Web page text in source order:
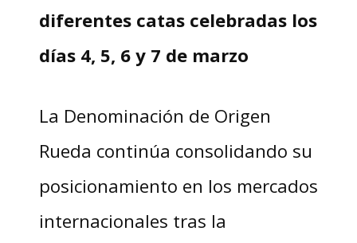
diferentes catas celebradas los
días 4, 5, 6 y 7 de marzo
La Denominación de Origen
Rueda continúa consolidando su
posicionamiento en los mercados
internacionales tras la